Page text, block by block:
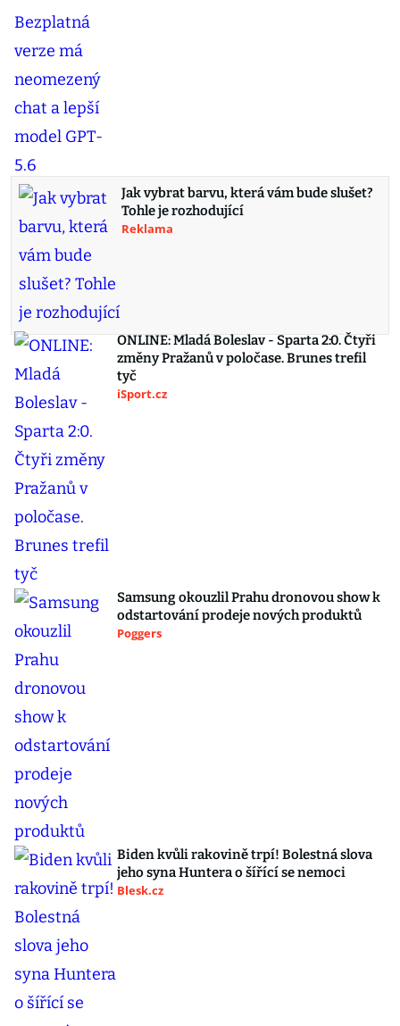
Jak vybrat barvu, která vám bude slušet?
Tohle je rozhodující
Reklama
ONLINE: Mladá Boleslav - Sparta 2:0. Čtyři
změny Pražanů v poločase. Brunes trefil
tyč
iSport.cz
Samsung okouzlil Prahu dronovou show k
odstartování prodeje nových produktů
Poggers
Biden kvůli rakovině trpí! Bolestná slova
jeho syna Huntera o šířící se nemoci
Blesk.cz